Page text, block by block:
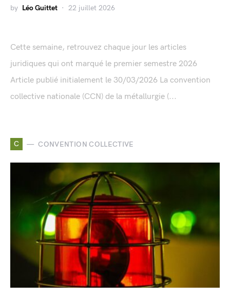
by Léo Guittet 22 juillet 2026
Cette semaine, retrouvez chaque jour les articles
juridiques qui ont marqué le premier semestre 2026
Article publié initialement le 30/03/2026 La convention
collective nationale (CCN) de la métallurgie (...
C CONVENTION COLLECTIVE